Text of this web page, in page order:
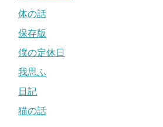
体の話
保存版
僕の定休日
我思ふ
日記
猫の話